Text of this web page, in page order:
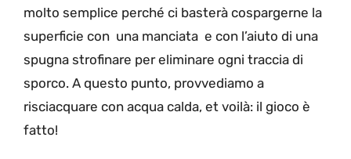
molto semplice perché ci basterà cospargerne la
superficie con una manciata e con l’aiuto di una
spugna strofinare per eliminare ogni traccia di
sporco. A questo punto, provvediamo a
risciacquare con acqua calda, et voilà: il gioco è
fatto!